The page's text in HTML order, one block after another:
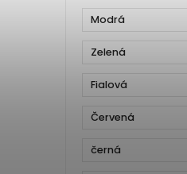
Modrá
Zelená
Fialová
Červená
černá